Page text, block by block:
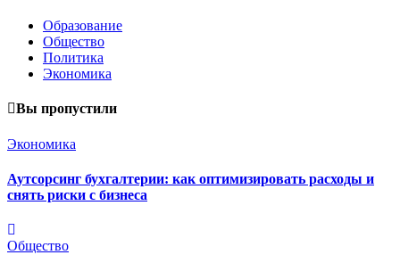
Образование
Общество
Политика
Экономика
Вы пропустили
Экономика
Аутсорсинг бухгалтерии: как оптимизировать расходы и
снять риски с бизнеса
Общество